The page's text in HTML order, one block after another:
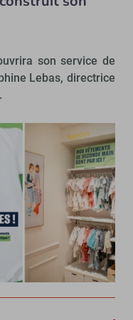
son service de
Lebas, directrice